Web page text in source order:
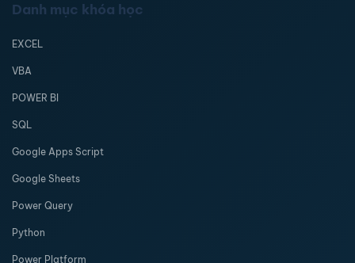
Danh mục khóa học
EXCEL
VBA
POWER BI
SQL
Google Apps Script
Google Sheets
Power Query
Python
Power Platform